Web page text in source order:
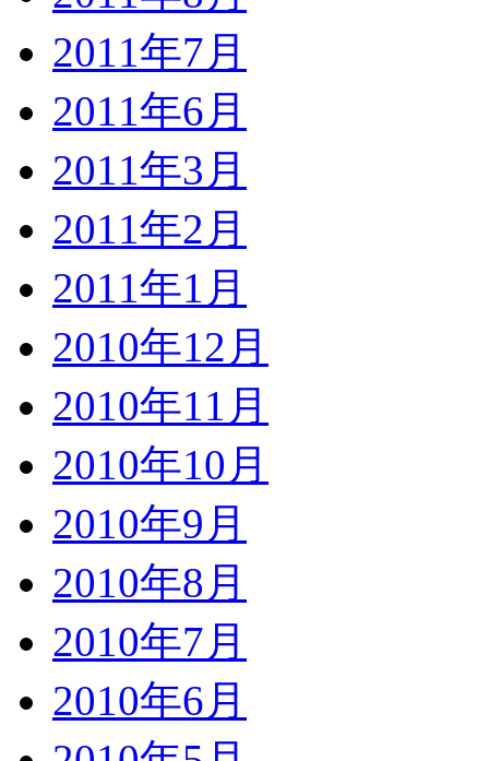
2011年7月
2011年6月
2011年3月
2011年2月
2011年1月
2010年12月
2010年11月
2010年10月
2010年9月
2010年8月
2010年7月
2010年6月